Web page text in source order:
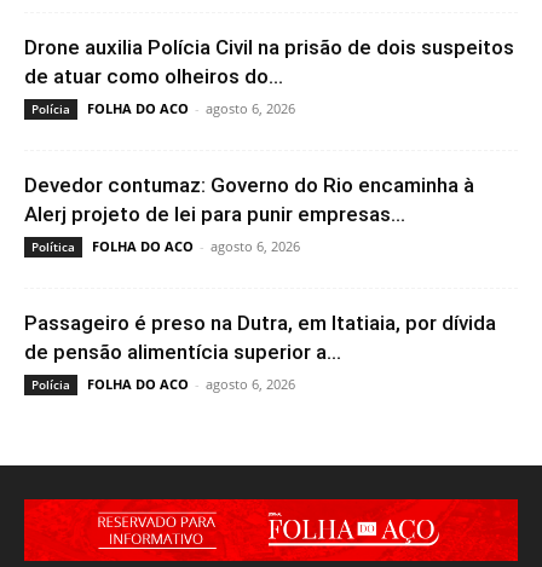
Drone auxilia Polícia Civil na prisão de dois suspeitos
de atuar como olheiros do...
Polícia FOLHA DO ACO - agosto 6, 2026
Devedor contumaz: Governo do Rio encaminha à
Alerj projeto de lei para punir empresas...
Política FOLHA DO ACO - agosto 6, 2026
Passageiro é preso na Dutra, em Itatiaia, por dívida
de pensão alimentícia superior a...
Polícia FOLHA DO ACO - agosto 6, 2026